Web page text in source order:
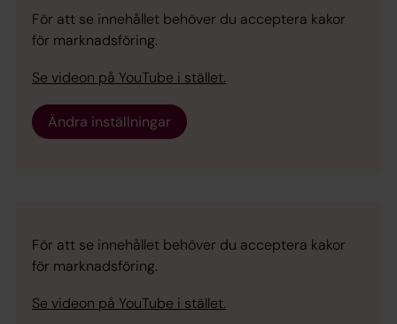
För att se innehållet behöver du acceptera kakor
för marknadsföring.
Se videon på YouTube i stället.
Ändra inställningar
För att se innehållet behöver du acceptera kakor
för marknadsföring.
Se videon på YouTube i stället.